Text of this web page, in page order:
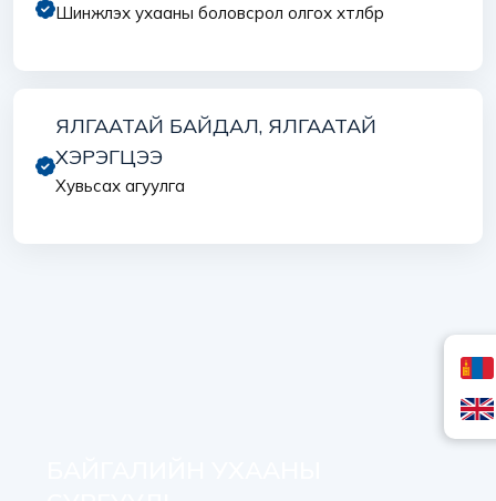
Шинжлэх ухааны боловсрол олгох хөтөлбөр
ЯЛГААТАЙ БАЙДАЛ, ЯЛГААТАЙ
ХЭРЭГЦЭЭ
Хувьсах агуулга